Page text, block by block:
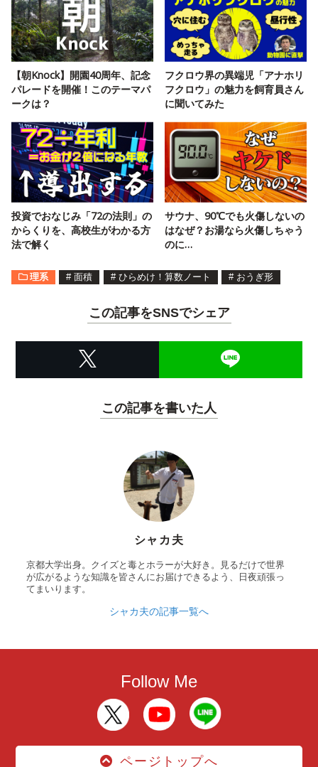
【朝Knock】開園40周年、記念
パレードを開催！このテーマパ
ークは？
フクロウ界の異端児「アナホリ
フクロウ」の魅力を飼育員さん
に聞いてみた
投資でおなじみ「72の法則」の
からくりを、高校生がわかる方
法で解く
サウナ、90℃でも火傷しないの
はなぜ？お湯なら火傷しちゃう
のに…
理系 # 面積 # ひらめけ！算数ノート # おうぎ形
この記事をSNSでシェア
この記事を書いた人
シャカ夫
京都大学出身。クイズと毒とホラーが大好き。見るだけで世界
が広がるような知識を皆さんにお届けできるよう、日夜頑張っ
てまいります。
シャカ夫の記事一覧へ
Follow Me
ページトップへ